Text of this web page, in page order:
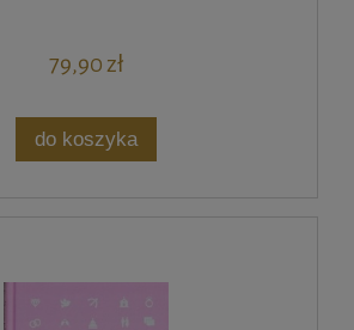
79,90 zł
do koszyka